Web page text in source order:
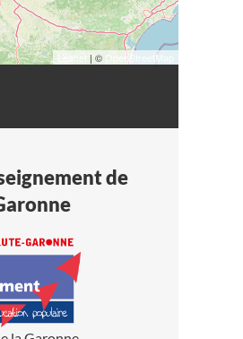
Leaflet | © OpenStreetMap
de